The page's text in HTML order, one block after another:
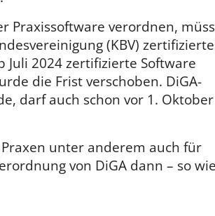
Praxissoftware verordnen,
(KBV)
2024 zertifizierte Software
die Frist verschoben. DiGA-
darf auch schon vor 1. Oktober
unter anderem auch für
von DiGA dann – so wie